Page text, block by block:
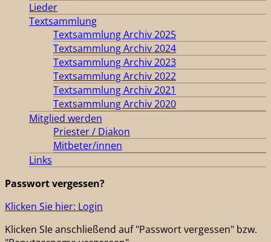
Lieder
Textsammlung
Textsammlung Archiv 2025
Textsammlung Archiv 2024
Textsammlung Archiv 2023
Textsammlung Archiv 2022
Textsammlung Archiv 2021
Textsammlung Archiv 2020
Mitglied werden
Priester / Diakon
Mitbeter/innen
Links
Passwort vergessen?
Klicken Sie hier: Login
Klicken SIe anschließend auf "Passwort vergessen" bzw.